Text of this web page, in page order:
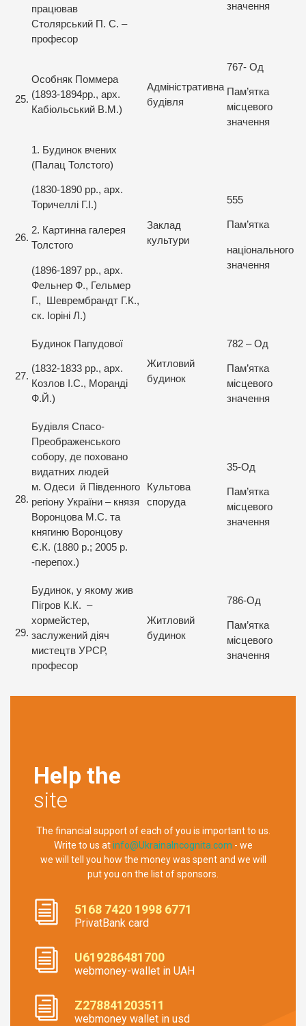
працював
Столярський П. С. –
професор
значення
25.
Особняк Поммера
(1893-1894рр., арх.
Кабіольський В.М.)
Адміністративна
будівля
767- Од
Пам’ятка
місцевого
значення
26.
1. Будинок вчених
(Палац Толстого)
(1830-1890 рр., арх.
Торичеллі Г.І.)
2. Картинна галерея
Толстого
(1896-1897 рр., арх.
Фельнер Ф., Гельмер
Г., Шеврембрандт Г.К.,
ск. Іоріні Л.)
Заклад
культури
555
Пам’ятка
національного
значення
27.
Будинок Папудової
(1832-1833 рр., арх.
Козлов І.С., Моранді
Ф.Й.)
Житловий
будинок
782 – Од
Пам’ятка
місцевого
значення
28.
Будівля Спасо-
Преображенського
собору, де поховано
видатних людей
м. Одеси й Південного
регіону України – князя
Воронцова М.С. та
княгиню Воронцову
Є.К. (1880 р.; 2005 р.
-перепох.)
Культова
споруда
35-Од
Пам’ятка
місцевого
значення
29.
Будинок, у якому жив
Пігров К.К. –
хормейстер,
заслужений діяч
мистецтв УРСР,
професор
Житловий
будинок
786-Од
Пам’ятка
місцевого
значення
Help the
site
The financial support of each of you is important to us.
Write to us atinfo@UkrainaIncognita.com - we
we will tell you how the money was spent and we will
put you on the list of sponsors.
5168 7420 1998 6771
PrivatBank card
U619286481700
webmoney-wallet in UAH
Z278841203511
webmoney wallet in usd